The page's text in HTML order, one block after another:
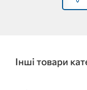
Інші товари